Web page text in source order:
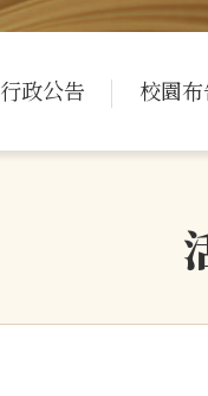
行政公告 校園